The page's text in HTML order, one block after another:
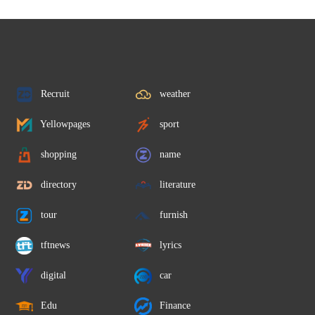
Recruit weather
Yellowpages sport
shopping name
directory literature
tour furnish
tftnews lyrics
digital car
Edu Finance